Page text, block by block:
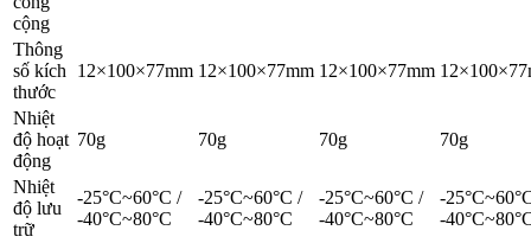
cộng
Thông
số kích
thước
12×100×77mm 12×100×77mm 12×100×77mm
Nhiệt
độ hoạt
động
70g 70g 70g 70g
Nhiệt
độ lưu
trữ
-25°C~60°C /
-40°C~80°C
-25°C~60°C /
-40°C~80°C
-25°C~60°C /
-40°C~80°C
-
-